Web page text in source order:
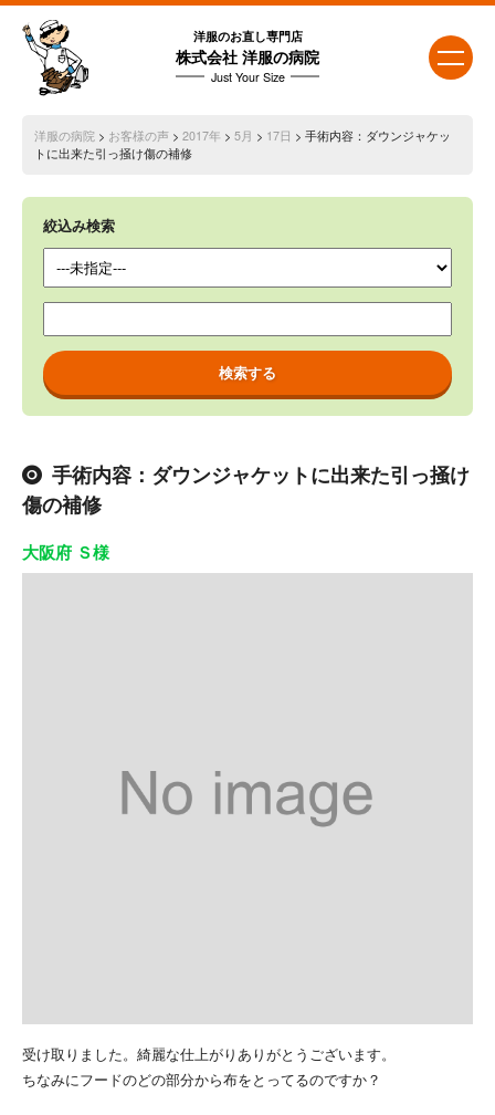
洋服のお直し専門店
株式会社 洋服の病院
Just Your Size
洋服の病院 > お客様の声> 2017年 > 5月 > 17日 > 手術内容：ダウンジャケッ
トに出来た引っ掻け傷の補修
絞込み検索
手術内容：ダウンジャケットに出来た引っ掻け
傷の補修
大阪府 Ｓ様
受け取りました。綺麗な仕上がりありがとうございます。
ちなみにフードのどの部分から布をとってるのですか？